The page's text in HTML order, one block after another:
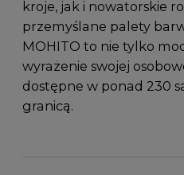
kroje, jak i nowatorskie
przemyślane palety
MOHITO to nie tylko
wyrażenie swojej
dostępne w ponad 230
granicą.